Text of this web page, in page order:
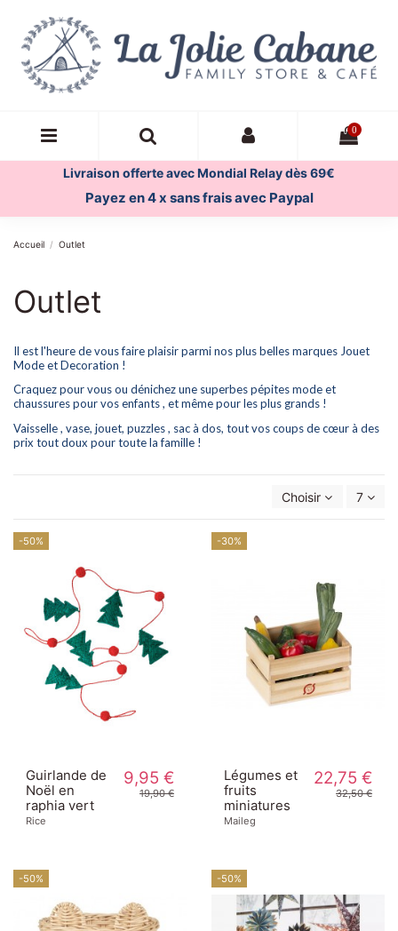
0
Livraison offerte avec Mondial Relay dès 69€
Payez en 4 x sans frais avec Paypal
Accueil Outlet
Outlet
Il est l'heure de vous faire plaisir parmi nos plus belles marques Jouet
Mode et Decoration !
Craquez pour vous ou dénichez une superbes pépites mode et
chaussures pour vos enfants , et même pour les plus grands !
Vaisselle , vase, jouet, puzzles , sac à dos, toutvos coups de cœur à des
prix tout doux pour toute la famille !
Choisir 7
-50%
Guirlande de
Noël en
raphia vert
Rice
9,95 €
19,90 €
-30%
Légumes et
fruits
miniatures
Maileg
22,75 €
32,50 €
-50% -50%